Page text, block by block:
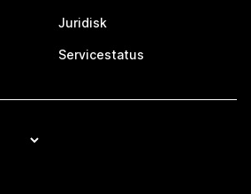
Juridisk
Servicestatus